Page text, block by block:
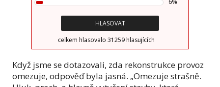
celkem hlasovalo 31259 hlasujících
Když jsme se dotazovali, zda rekonstrukce provoz
omezuje, odpověď byla jasná. „Omezuje strašně.